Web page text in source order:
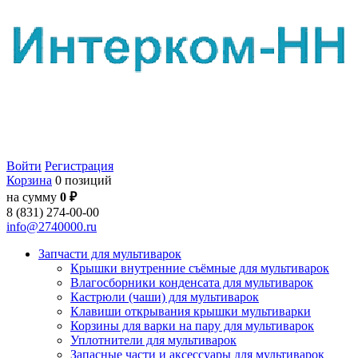
Войти Регистрация
Корзина 0 позиций
на сумму 0 ₽
8 (831) 274-00-00
info@2740000.ru
Запчасти для мультиварок
Крышки внутренние съёмные для мультиварок
Влагосборники конденсата для мультиварок
Кастрюли (чаши) для мультиварок
Клавиши открывания крышки мультиварки
Корзины для варки на пару для мультиварок
Уплотнители для мультиварок
Запасные части и аксессуары для мультиварок